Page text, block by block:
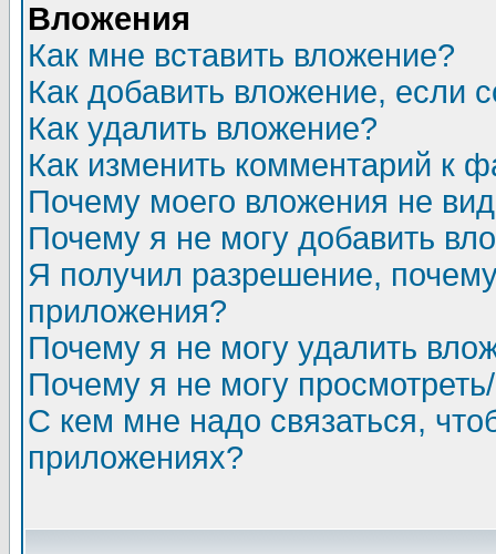
Вложения
Как мне вставить вложение?
Как добавить вложение, если
Как удалить вложение?
Как изменить комментарий к
Почему моего вложения не
Почему я не могу добавить
Я получил разрешение,
приложения?
Почему я не могу удалить
Почему я не могу
С кем мне надо связаться,
приложениях?